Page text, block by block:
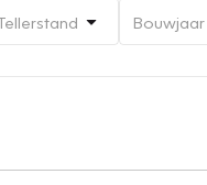
Bouwjaar